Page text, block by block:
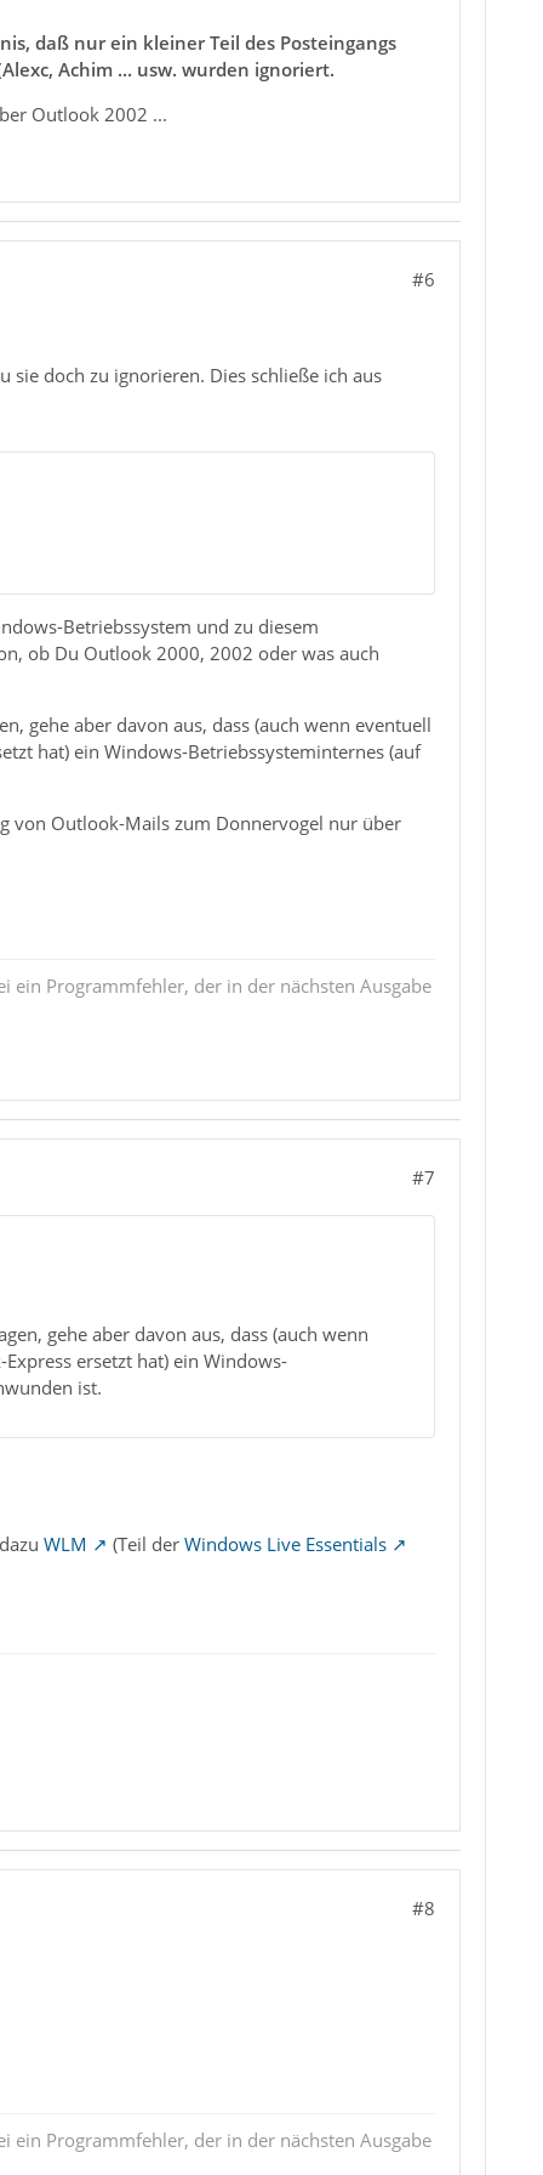
daß nur ein kleiner Teil des Posteingangs
Achim ... usw. wurden ignoriert.
Outlook 2002 ...
#6
sie doch zu ignorieren. Dies schließe ich aus
Betriebssystem und zu diesem
ob Du Outlook 2000, 2002 oder was auch
gehe aber davon aus, dass (auch wenn eventuell
hat) ein Windows-Betriebssysteminternes (auf
von Outlook-Mails zum Donnervogel nur über
ein Programmfehler, der in der nächsten Ausgabe
#7
gehe aber davon aus, dass (auch wenn
ersetzt hat) ein Windows-
ist.
WLM (Teil der Windows Live Essentials
#8
ein Programmfehler, der in der nächsten Ausgabe